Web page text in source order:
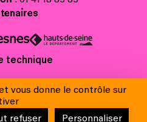
technique
vous donne le contrôle sur
refuser Personnaliser